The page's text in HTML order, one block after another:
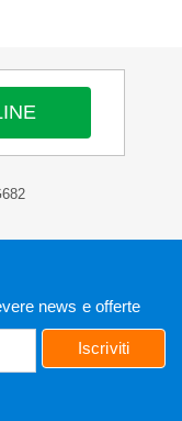
news e offerte
Iscriviti